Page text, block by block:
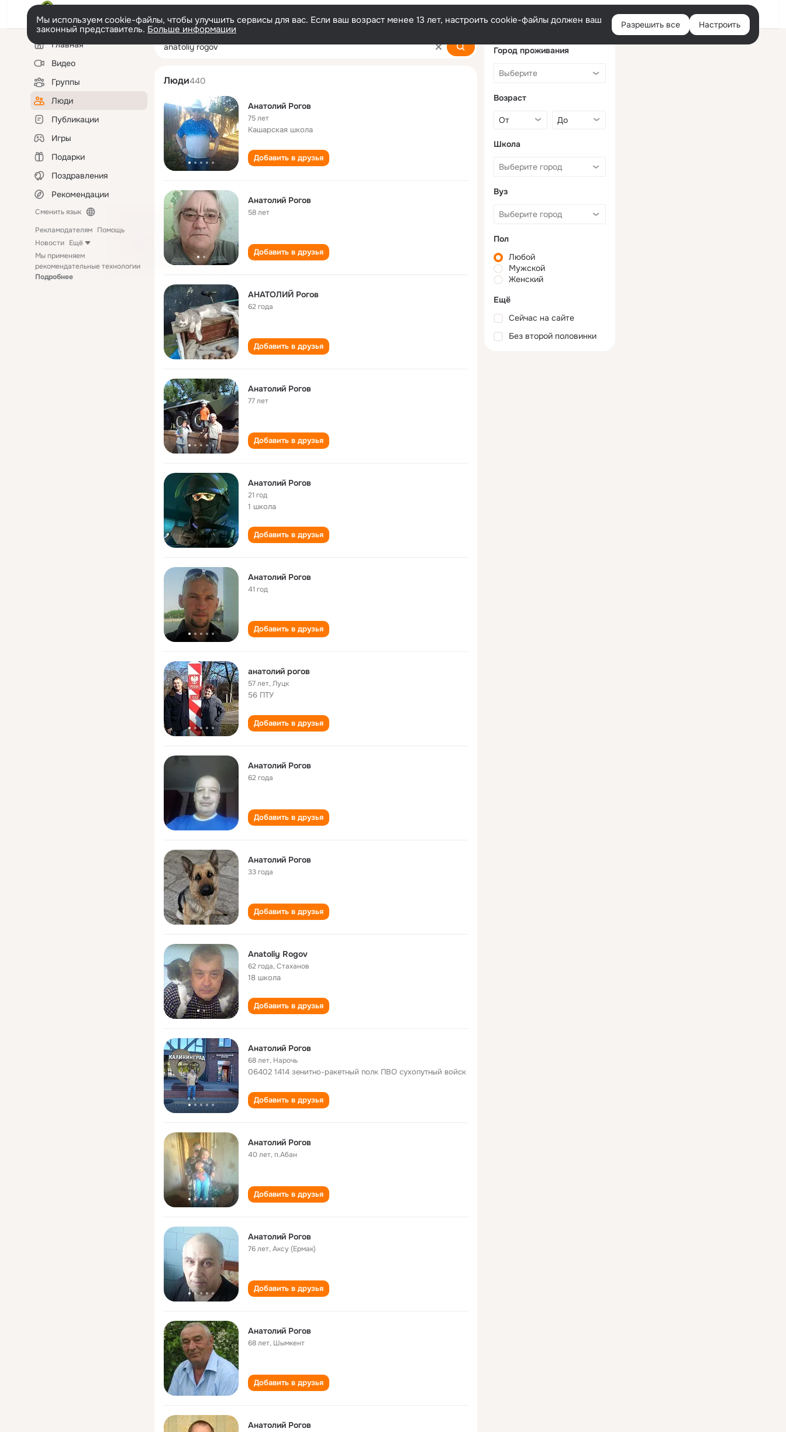
Войти
Мы используем cookie-файлы, чтобы улучшить сервисы для вас. Если ваш возраст менее 13 лет, настроить cookie-файлы должен ваш
законный представитель. Больше информации Разрешить все Настроить
Левая
колонкаГлавная
Видео
Группы
Люди
Публикации
Игры
Подарки
Поздравления
Рекомендации
Сменить язык
Рекламодателям Помощь
Новости Ещё
Мы применяем
рекомендательные технологии
Подробнее
anatoliy rogov
Люди440
Анатолий Рогов
75 лет
Кашарская школа
Добавить в друзья
Анатолий Рогов
58 лет
Добавить в друзья
АНАТОЛИЙ Рогов
62 года
Добавить в друзья
Анатолий Рогов
77 лет
Добавить в друзья
Анатолий Рогов
21 год
1 школа
Добавить в друзья
Анатолий Рогов
41 год
Добавить в друзья
анатолий рогов
57 лет,Луцк
56 ПТУ
Добавить в друзья
Анатолий Рогов
62 года
Добавить в друзья
Анатолий Рогов
33 года
Добавить в друзья
Anatoliy Rogov
62 года,Стаханов
18 школа
Добавить в друзья
Анатолий Рогов
68 лет, Нарочь
06402 1414 зенитно-ракетный полк ПВО сухопутный войск
Добавить в друзья
Анатолий Рогов
40 лет,п.Абан
Добавить в друзья
Анатолий Рогов
76 лет,Аксу (Ермак)
Добавить в друзья
Анатолий Рогов
68 лет, Шымкент
Добавить в друзья
Анатолий Рогов
Город проживания
Возраст
Школа
Вуз
Пол
Любой
Мужской
Женский
Ещё
Сейчас на сайте
Без второй половинки